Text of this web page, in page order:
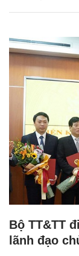
Bộ TT&TT
lãnh đạo